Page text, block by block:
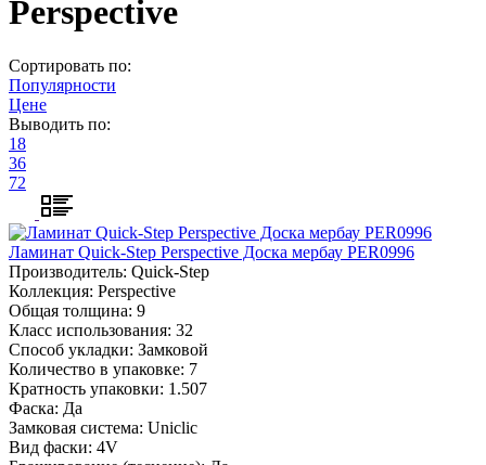
Perspective
Сортировать по:
Популярности
Цене
Выводить по:
18
36
72
Ламинат Quick-Step Perspective Доска мербау PER0996
Производитель: Quick-Step
Коллекция: Perspective
Общая толщина: 9
Класс использования: 32
Способ укладки: Замковой
Количество в упаковке: 7
Кратность упаковки: 1.507
Фаска: Да
Замковая система: Uniclic
Вид фаски: 4V